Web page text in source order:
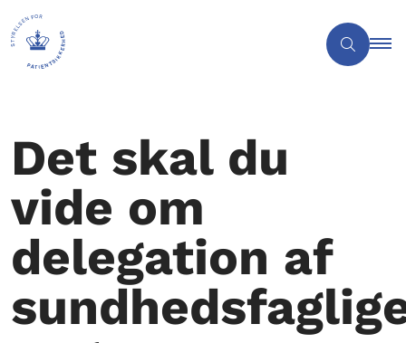
Det skal du
vide om
delegation af